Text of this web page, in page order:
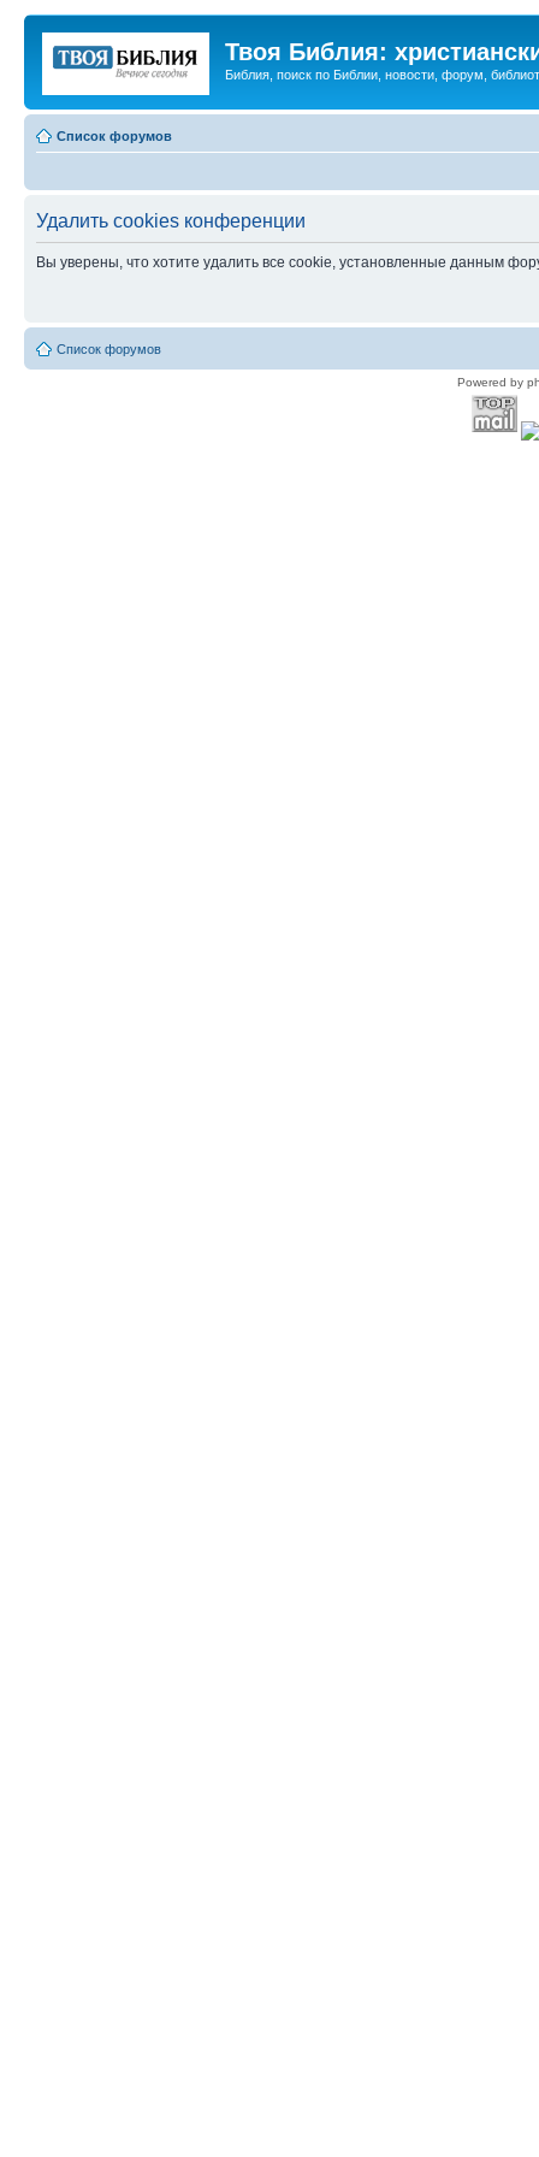
Твоя Библия:
Библия, поиск по Библии, новости, форум,
Список форумов
Удалить cookies конференции
Вы уверены, что хотите удалить все cookie, установленные данным
Список форумов
Powered by